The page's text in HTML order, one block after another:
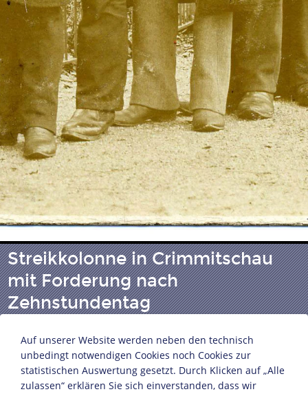
Streikkolonne in Crimmitschau
mit Forderung nach
Zehnstundentag
Crimmitschau, November 1903
Postkarte
13,9 x 9,1 cm
Auf unserer Website werden neben den technisch
unbedingt notwendigen Cookies noch Cookies zur
statistischen Auswertung gesetzt. Durch Klicken auf „Alle
zulassen“ erklären Sie sich einverstanden, dass wir